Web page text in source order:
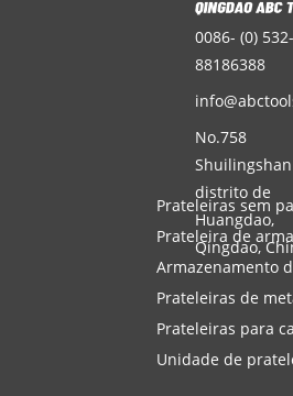
0086- (0) 532-
88186388
No.758
distrito de
Huangdao,
Qingdao,
Prateleiras sem
Prateleira de
Armazenamento
Prateleiras de
Prateleiras para
Unidade de